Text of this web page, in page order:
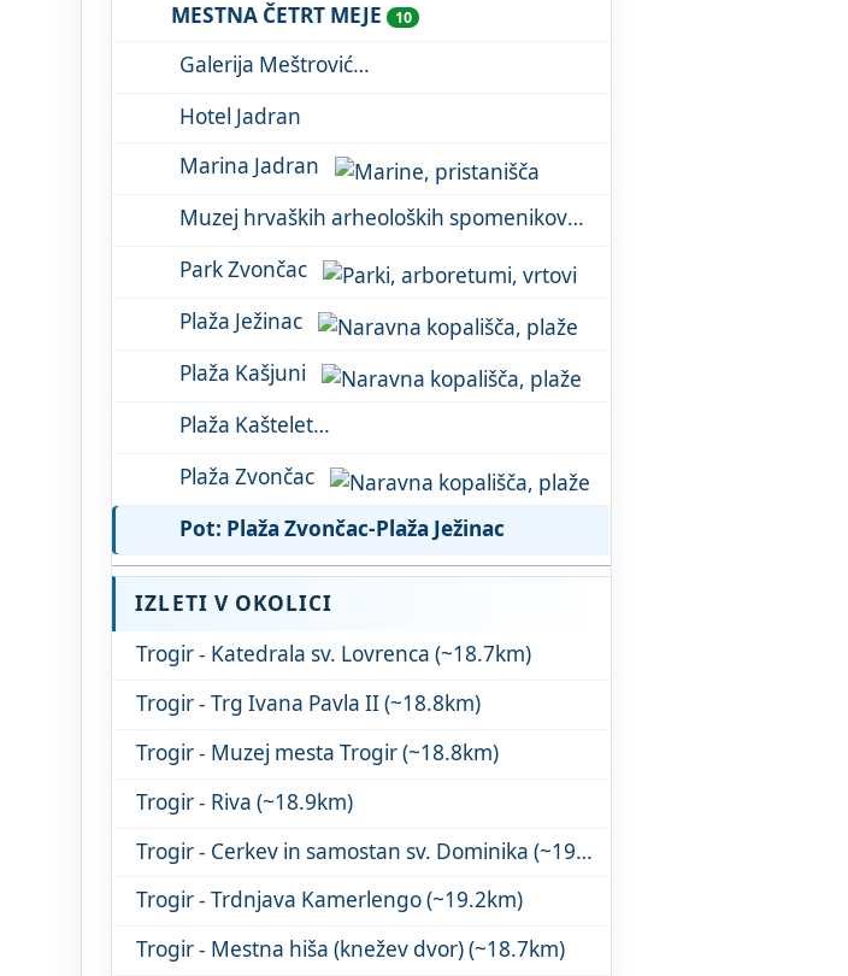
MESTNA ČETRT MEJE 10
Galerija Meštrović
Hotel Jadran
Marina Jadran
Muzej hrvaških arheoloških spomenikov
Park Zvončac
Plaža Ježinac
Plaža Kašjuni
Plaža Kaštelet
Plaža Zvončac
Pot: Plaža Zvončac-Plaža Ježinac
IZLETI V OKOLICI
Trogir - Katedrala sv. Lovrenca (~18.7km)
Trogir - Trg Ivana Pavla II (~18.8km)
Trogir - Muzej mesta Trogir (~18.8km)
Trogir - Riva (~18.9km)
Trogir - Cerkev in samostan sv. Dominika (~19.0km)
Trogir - Trdnjava Kamerlengo (~19.2km)
Trogir - Mestna hiša (knežev dvor) (~18.7km)